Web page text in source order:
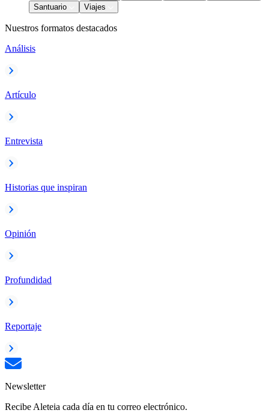
Santuario
Viajes
Nuestros formatos destacados
Análisis
Artículo
Entrevista
Historias que inspiran
Opinión
Profundidad
Reportaje
Newsletter
Recibe Aleteia cada día en tu correo electrónico.